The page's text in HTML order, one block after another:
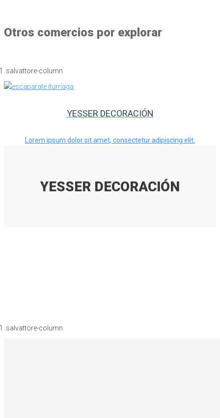
Otros comercios por explorar
YESSER DECORACIÓN
Lorem ipsum dolor sit amet, consectetur adipiscing elit.
YESSER DECORACIÓN